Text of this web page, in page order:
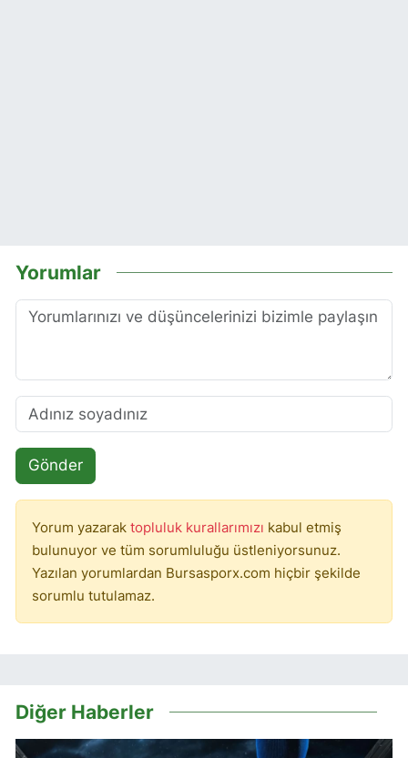
Yorumlar
Gönder
Yorum yazarak topluluk kurallarımızı kabul etmiş
bulunuyor ve tüm sorumluluğu üstleniyorsunuz.
Yazılan yorumlardan Bursasporx.com hiçbir şekilde
sorumlu tutulamaz.
Diğer Haberler